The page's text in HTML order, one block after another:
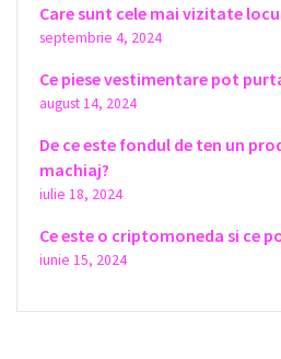
Care sunt cele mai vizitate
septembrie 4, 2024
Ce piese vestimentare pot
august 14, 2024
De ce este fondul de ten un
machiaj?
iulie 18, 2024
Ce este o criptomoneda si ce
iunie 15, 2024